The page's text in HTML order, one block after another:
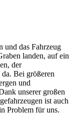
und das Fahrzeug
landen, auf ein
der
Bei größeren
und
unserer großen
ist auch
Problem für uns.